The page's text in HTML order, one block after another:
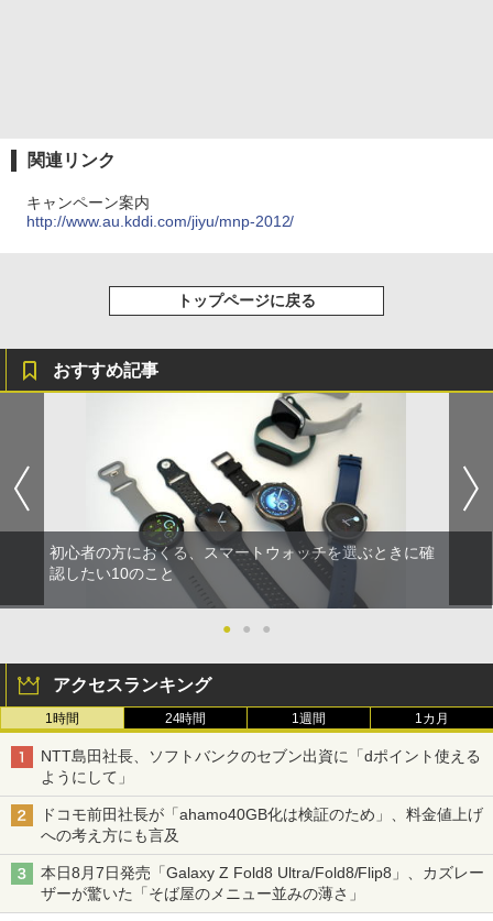
関連リンク
キャンペーン案内
http://www.au.kddi.com/jiyu/mnp-2012/
トップページに戻る
おすすめ記事
初心者の方におくる、スマートウォッチを選ぶときに確
認したい10のこと
● ● ●
アクセスランキング
1時間 24時間 1週間 1カ月
NTT島田社長、ソフトバンクのセブン出資に「dポイント使える
ようにして」
ドコモ前田社長が「ahamo40GB化は検証のため」、料金値上げ
への考え方にも言及
本日8月7日発売「Galaxy Z Fold8 Ultra/Fold8/Flip8」、カズレー
ザーが驚いた「そば屋のメニュー並みの薄さ」